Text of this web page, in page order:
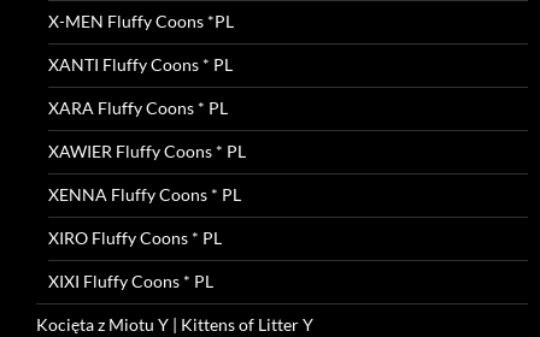
X-MEN Fluffy Coons *PL
XANTI Fluffy Coons * PL
XARA Fluffy Coons * PL
XAWIER Fluffy Coons * PL
XENNA Fluffy Coons * PL
XIRO Fluffy Coons * PL
XIXI Fluffy Coons * PL
Kocięta z Miotu Y | Kittens of Litter Y